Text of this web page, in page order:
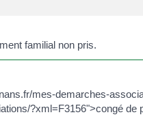
familial non pris.
mes-demarches-
?xml=F3156">congé